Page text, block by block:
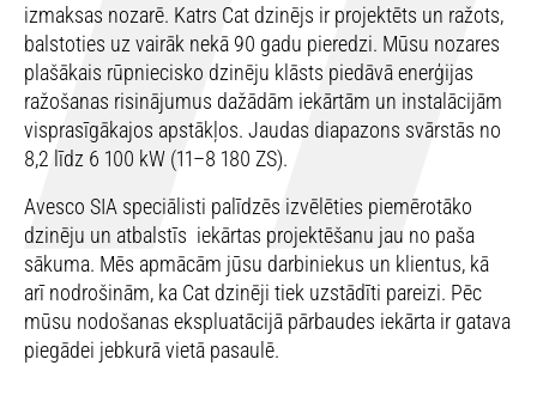
izmaksas nozarē. Katrs Cat dzinējs ir projektēts un ražots,
balstoties uz vairāk nekā 90 gadu pieredzi. Mūsu nozares
plašākais rūpniecisko dzinēju klāsts piedāvā enerģijas
ražošanas risinājumus dažādām iekārtām un instalācijām
visprasīgākajos apstākļos. Jaudas diapazons svārstās no
8,2 līdz 6 100 kW (11–8 180 ZS).
Avesco SIA speciālisti palīdzēs izvēlēties piemērotāko
dzinēju un atbalstīs iekārtas projektēšanu jau no paša
sākuma. Mēs apmācām jūsu darbiniekus un klientus, kā
arī nodrošinām, ka Cat dzinēji tiek uzstādīti pareizi. Pēc
mūsu nodošanas ekspluatācijā pārbaudes iekārta ir gatava
piegādei jebkurā vietā pasaulē.